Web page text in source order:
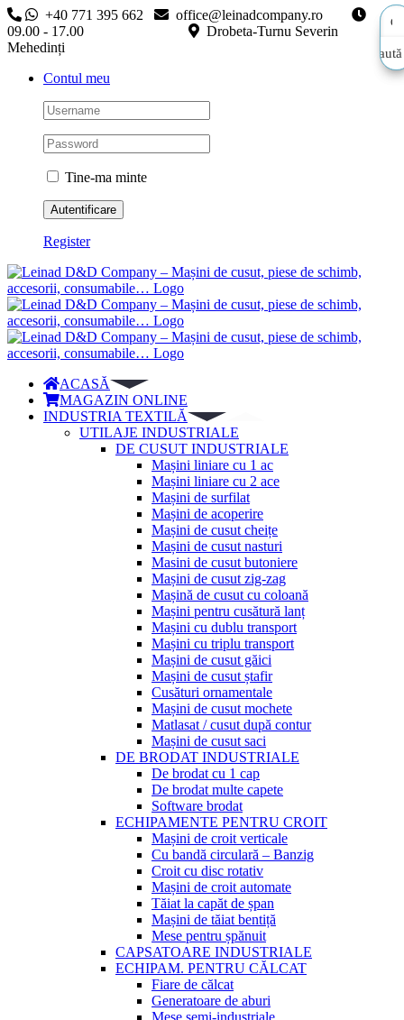
Skip
to
content
+40 771 395 662
office@leinadcompany.ro
09.00 - 17.00
Drobeta-Turnu Severin
Mehedinți
Contul meu
Tine-ma minte
Register
ACASĂ
MAGAZIN ONLINE
INDUSTRIA TEXTILĂ
UTILAJE INDUSTRIALE
DE CUSUT INDUSTRIALE
Mașini liniare cu 1 ac
Mașini liniare cu 2 ace
Mașini de surfilat
Mașini de acoperire
Mașini de cusut cheițe
Mașini de cusut nasturi
Masini de cusut butoniere
Mașini de cusut zig-zag
Mașină de cusut cu coloană
Mașini pentru cusătură lanț
Mașini cu dublu transport
Mașini cu triplu transport
Mașini de cusut găici
Mașini de cusut ștafir
Cusături ornamentale
Mașini de cusut mochete
Matlasat / cusut după contur
Mașini de cusut saci
DE BRODAT INDUSTRIALE
De brodat cu 1 cap
De brodat multe capete
Software brodat
ECHIPAMENTE PENTRU CROIT
Mașini de croit verticale
Cu bandă circulară – Banzig
Croit cu disc rotativ
Mașini de croit automate
Tăiat la capăt de șpan
Mașini de tăiat bentiță
Mese pentru șpănuit
CAPSATOARE INDUSTRIALE
ECHIPAM. PENTRU CĂLCAT
Fiare de călcat
Generatoare de aburi
Mese semi-industriale
Caută
Caută